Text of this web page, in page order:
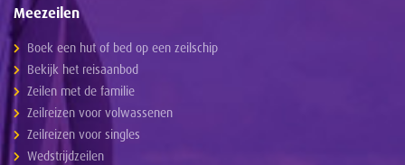
Meezeilen
Boek een hut of bed op een zeilschip
Bekijk het reisaanbod
Zeilen met de familie
Zeilreizen voor volwassenen
Zeilreizen voor singles
Wedstrijdzeilen